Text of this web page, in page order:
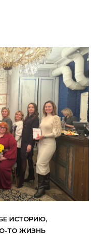
ИСТОРИЮ,
ТО ЖИЗНЬ